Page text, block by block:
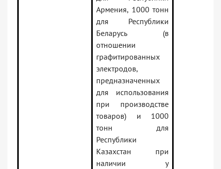
Армения, 1000 тонн
для Республики
Беларусь (в
отношении
графитированных
электродов,
предназначенных
для использования
при производстве
товаров) и 1000
тонн для
Республики
Казахстан при
наличии у